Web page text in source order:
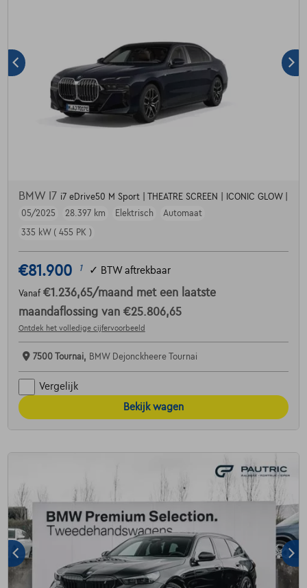
BMW I7 i7 eDrive50 M Sport | THEATRE SCREEN | ICONIC GLOW |
05/2025
28.397 km Elektrisch
Automaat
335 kW ( 455 PK )
€81.900 1 ✓ BTW aftrekbaar
Vanaf €1.236,65/maand met een laatste
maandaflossing van €25.806,65
Ontdek het volledige cijfervoorbeeld
7500 Tournai, BMW Dejonckheere Tournai
Vergelijk
Bekijk wagen